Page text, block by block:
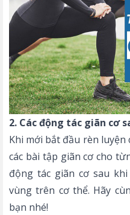
2. Các động tác giãn cơ
Khi mới bắt đầu rèn luyện
các bài tập giãn cơ cho
động tác giãn cơ sau
vùng trên cơ thể. Hãy
bạn nhé!